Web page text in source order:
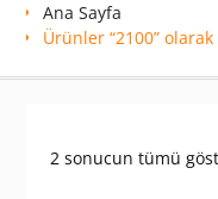
Ana Sayfa
Ürünler “2100”
2 sonucun tümü